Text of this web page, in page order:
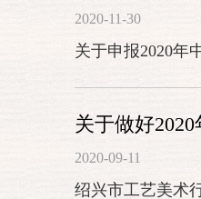
2020-11-30
关于申报2020年
关于做好
2020-09-11
绍兴市工艺美术